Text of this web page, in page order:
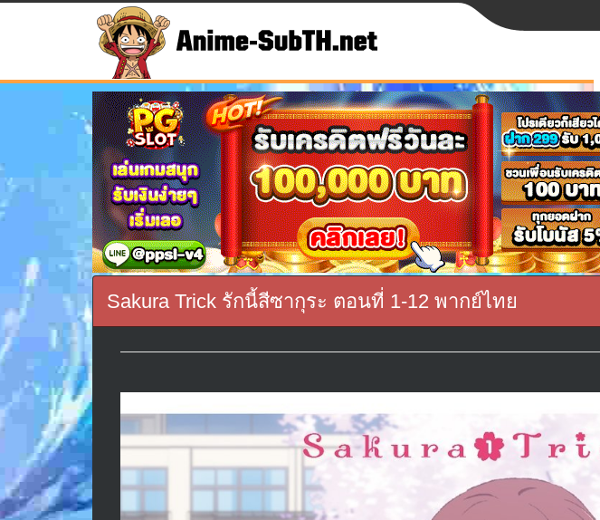
Sakura Trick รักนี้สีซากุระ ตอนที่ 1-12 พากย์ไทย